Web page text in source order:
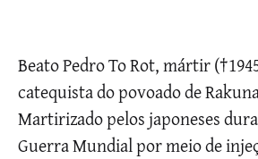
Beato Pedro To Rot, mártir
catequista do povoado de
Martirizado pelos japoneses
Guerra Mundial por meio de